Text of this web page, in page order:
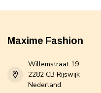
Maxime Fashion
Willemstraat 19
2282 CB Rijswijk
Nederland